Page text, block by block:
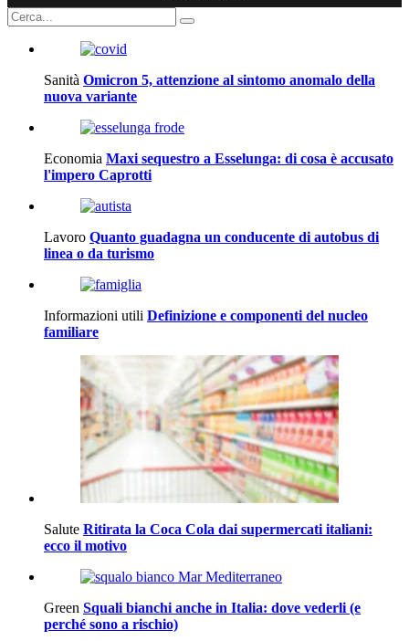
Sanità Omicron 5, attenzione al sintomo anomalo della
nuova variante
Economia Maxi sequestro a Esselunga: di cosa è accusato
l'impero Caprotti
Lavoro Quanto guadagna un conducente di autobus di
linea o da turismo
Informazioni utili Definizione e componenti del nucleo
familiare
Salute Ritirata la Coca Cola dai supermercati italiani:
ecco il motivo
Green Squali bianchi anche in Italia: dove vederli (e
perché sono a rischio)